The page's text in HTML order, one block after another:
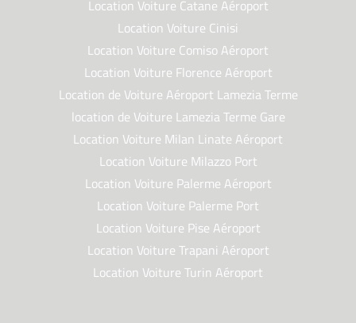
Location Voiture Catane Aéroport
Location Voiture Cinisi
Location Voiture Comiso Aéroport
Location Voiture Florence Aéroport
Location de Voiture Aéroport Lamezia Terme
location de Voiture Lamezia Terme Gare
Location Voiture Milan Linate Aéroport
Location Voiture Milazzo Port
Location Voiture Palerme Aéroport
Location Voiture Palerme Port
Location Voiture Pise Aéroport
Location Voiture Trapani Aéroport
Location Voiture Turin Aéroport